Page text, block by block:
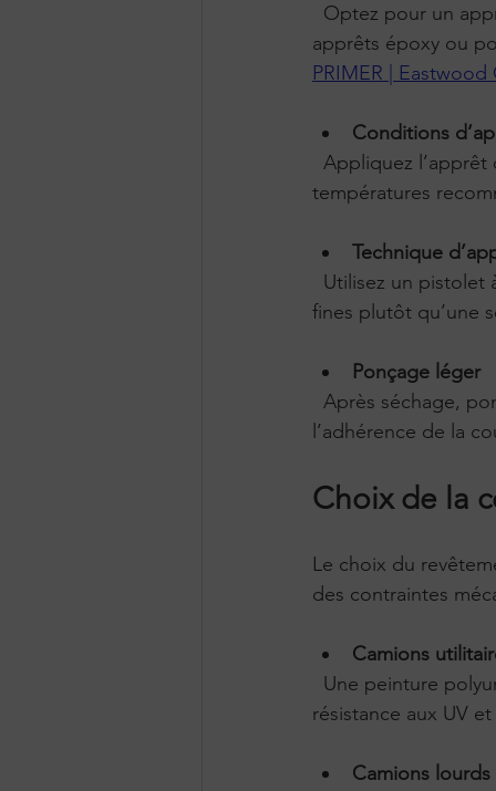
apprêts époxy ou
PRIMER | Eastwood
Conditions
températures
Technique
fines plutôt qu’une
Ponçage léger
l’adhérence de la
Choix de la
Le choix du
des contraintes
Camions
résistance aux UV
Camions